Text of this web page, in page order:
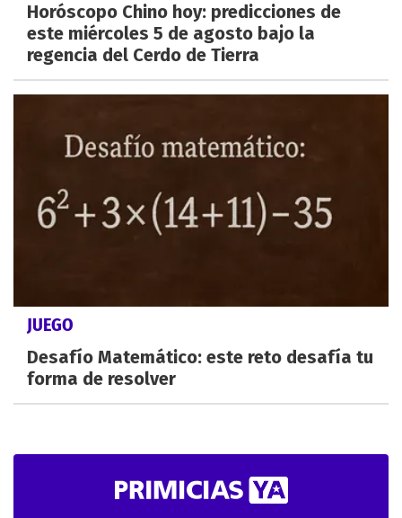
Horóscopo Chino hoy: predicciones de
este miércoles 5 de agosto bajo la
regencia del Cerdo de Tierra
JUEGO
Desafío Matemático: este reto desafía tu
forma de resolver